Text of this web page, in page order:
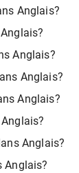
Anglais?
Anglais?
Anglais?
Anglais?
Anglais?
Anglais?